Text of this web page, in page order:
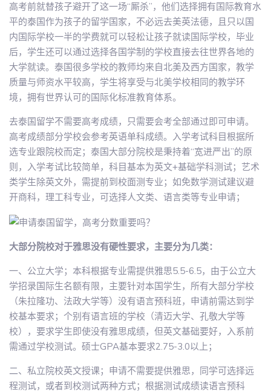
高考前就替孩子避开了这一场“厮杀”，他们选择拥有国际教育水
平的泰国作为孩子的留学国家，不必远去美英法德，且只以国
内国际学校一半的学费就可以轻松让孩子就读国际学校，毕业
后，学生还可以通过选择各国学制的学校直接去往世界各地的
大学就读。泰国很多学校的教师均来自北美及西方国家，教学
质量与师资水平较高，学生将享受与北美学校相同的教学环
境，拥有世界认可的国际化标准教育体系。
去泰国留学不需要高考成绩，只需要会考全部通过即可申请。
高考成绩部分学校会参考英语单科成绩。入学考试科目根据所
选专业跟院校而定；泰国大部分院校是秉持着“宽进严出”的原
则，入学考试比较简单，科目基本为英文+基础学科测试；艺术
类学生除英文外，需提前到校面测专业；如免数学测试建议避
开商科，理工科专业，可选择人文类、语言类等专业申请；
大部分院校对于雅思没有硬性要求，主要分为几类：
一、公立大学；本科根据专业需提供雅思5.5-6.5，由于公立大
学招录国际生名额有限，主要针对本国学生，所有大部分学校
（朱拉隆功、法政大学等）没有语言预科班，申请前需达到学
校基本要求；个别有语言班的学校（清迈大学、孔敬大学等
校），要求学生即使没有雅思成绩，但英文基础要好，入系前
需通过学校测试。硕士GPA基本要求2.75-3.0以上；
二、私立院校英文授课；申请不需要提供雅思，同学可选择远
程测试，或者到校测试两种方式；根据测试成绩读语言预科